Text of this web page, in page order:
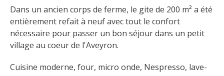
Rouergue
Les Villes et Pays d'art et
d'histoire
De la vallée du Lot au pays
Patrimoine mondial de
Dans un ancien corps de ferme, le gite de 200 m² a été
entièrement refait à neuf avec tout le confort
nécessaire pour passer un bon séjour dans un petit
village au coeur de l'Aveyron.
Cuisine moderne, four, micro onde, Nespresso, lave-